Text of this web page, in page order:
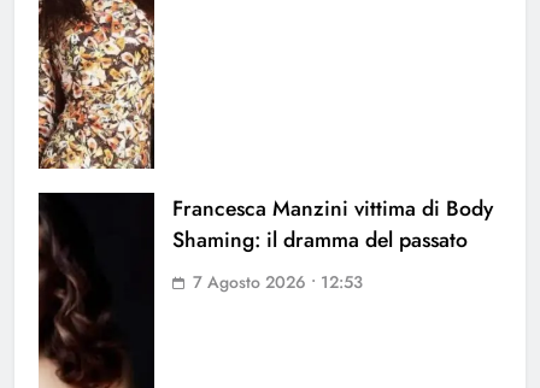
Francesca Manzini vittima di Body
Shaming: il dramma del passato
7 Agosto 2026 • 12:53